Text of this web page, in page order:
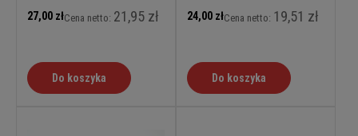
27,00 złCena netto: 21,95 zł
Do koszyka
24,00 złCena netto: 19,51 zł
Do koszyka